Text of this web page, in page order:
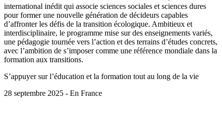
international inédit qui associe sciences sociales et sciences dures
pour former une nouvelle génération de décideurs capables
d’affronter les défis de la transition écologique. Ambitieux et
interdisciplinaire, le programme mise sur des enseignements variés,
une pédagogie tournée vers l’action et des terrains d’études concrets,
avec l’ambition de s’imposer comme une référence mondiale dans la
formation aux transitions.
S’appuyer sur l’éducation et la formation tout au long de la vie
28 septembre 2025 - En France